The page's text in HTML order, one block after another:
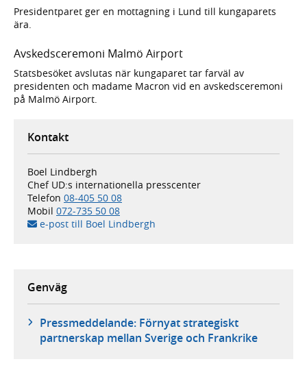
Presidentparet ger en mottagning i Lund till kungaparets
ära.
Avskedsceremoni Malmö Airport
Statsbesöket avslutas när kungaparet tar farväl av
presidenten och madame Macron vid en avskedsceremoni
på Malmö Airport.
Kontakt
Boel Lindbergh
Chef UD:s internationella presscenter
Telefon 08-405 50 08
Mobil 072-735 50 08
e-post till Boel Lindbergh
Genväg
Pressmeddelande: Förnyat strategiskt
partnerskap mellan Sverige och Frankrike